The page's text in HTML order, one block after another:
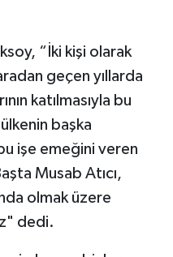
“İki kişi olarak
geçen yıllarda
katılmasıyla bu
başka
işe emeğini veren
Musab Atıcı,
olmak üzere
dedi.